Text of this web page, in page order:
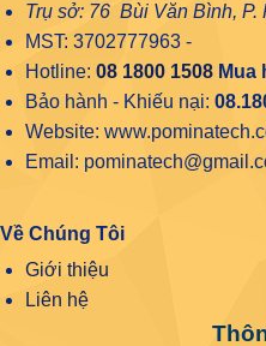
Trụ sở: 76 Bùi Văn Bình,
MST: 3702777963 -
Hotline: 08 1800 1508Mua
Bảo hành - Khiếu nại:
Website:
Email:
Về Chúng Tôi
Giới thiệu
Liên hệ